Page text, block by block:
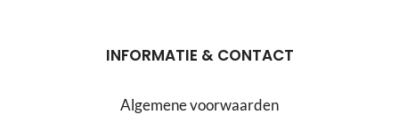
INFORMATIE & CONTACT
Algemene voorwaarden